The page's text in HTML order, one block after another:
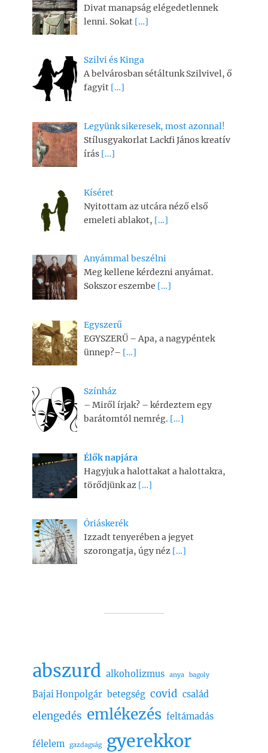
Divat manapság elégedetlennek
lenni. Sokat […]
Szilvi és Kinga
A belvárosban sétáltunk Szilvivel, ő
fagyit […]
Legyünk sikeresek, most azonnal!
Stílusgyakorlat Lackfi János kreatív
írás […]
Kíséret
Nyitottam az utcára néző első
emeleti ablakot, […]
Anyámmal beszélni
Meg kellene kérdezni anyámat.
Sokszor eszembe […]
Egyszerű
EGYSZERŰ – Apa, a nagypéntek
ünnep?– […]
Színház
– Miről írjak? – kérdeztem egy
barátomtól nemrég. […]
Élők napjára
Hagyjuk a halottakat a halottakra,
törődjünk az […]
Óriáskerék
Izzadt tenyerében a jegyet
szorongatja, úgy néz […]
abszurd alkoholizmus anya bagoly
Bajai Honpolgár betegség covid család
elengedés emlékezés feltámadás
félelem gazdagság gyerekkor